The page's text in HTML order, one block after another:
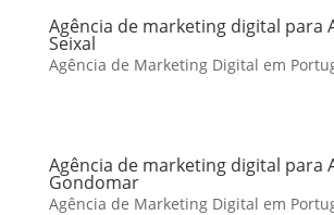
Agência de marketing digital para
Seixal
Agência de Marketing Digital em
Agência de marketing digital para
Gondomar
Agência de Marketing Digital em